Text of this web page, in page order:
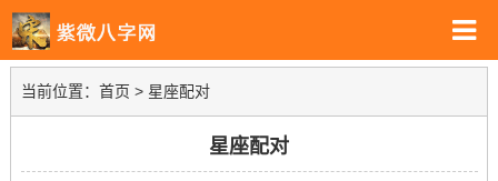
当前位置： 首页 > 星座配对
星座配对